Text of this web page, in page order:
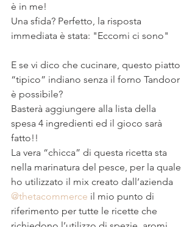
è in me!
Una sfida? Perfetto, la risposta
immediata è stata: "Eccomi ci sono"
E se vi dico che cucinare, questo piatto
“tipico” indiano senza il forno Tandoor
è possibile?
Basterà aggiungere alla lista della
spesa 4 ingredienti ed il gioco sarà
fatto!!
La vera “chicca” di questa ricetta sta
nella marinatura del pesce, per la quale
ho utilizzato il mix creato dall’azienda
@thetacommerce il mio punto di
riferimento per tutte le ricette che